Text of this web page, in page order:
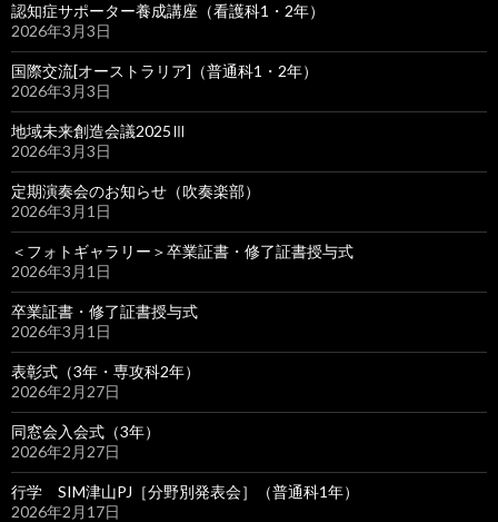
認知症サポーター養成講座（看護科1・2年）
2026年3月3日
国際交流[オーストラリア]（普通科1・2年）
2026年3月3日
地域未来創造会議2025Ⅲ
2026年3月3日
定期演奏会のお知らせ（吹奏楽部）
2026年3月1日
＜フォトギャラリー＞卒業証書・修了証書授与式
2026年3月1日
卒業証書・修了証書授与式
2026年3月1日
表彰式（3年・専攻科2年）
2026年2月27日
同窓会入会式（3年）
2026年2月27日
行学 SIM津山PJ［分野別発表会］（普通科1年）
2026年2月17日